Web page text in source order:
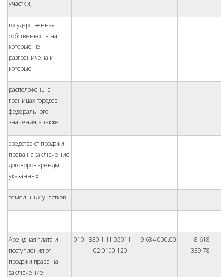
участки,
государственная
собственность на
которые не
разграничена и
которые
расположены в
границах городов
федерального
значения, а также
средства от продажи
права на заключение
договоров аренды
указанных
земельных участков
Арендная плата и
поступления от
продажи права на
заключение
010 830 1 11 05011
02 0100 120
9 684 000.00
8 618
339.78